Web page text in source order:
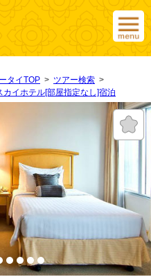
タイTOP > ツアー検索 >
イホテル[部屋指定なし]宿泊